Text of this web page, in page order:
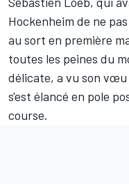
Hockenheim de ne
au sort en première
toutes les peines du
délicate, a vu son
s'est élancé en pole
course.